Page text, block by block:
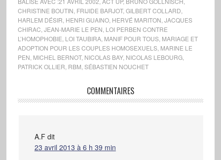
CHRISTINE BOUTIN FRIJIDE BARJOT, GILBERT COLLARD
HARLEM DÉSIR HENRI GUAINO, HERVÉ MARITON JACQUES
CHIRAC JEAN-MARIE LE PEN LOI PERBEN CONTRE
L’HOMOPHOBIE LOI TAUBIRA, MANIF POUR TOUS, MARIAGE ET
ADOPTION POUR LES COUPLES HOMOSEXUELS, MARINE LE
PEN MICHEL BERNOT, NICOLAS BAY, NICOLAS LEBOURG,
PATRICK OLLIER RBM SÉBASTIEN NOUCHET
COMMENTAIRES
A.F dit
23 avril 2013 à 6 h 39 min